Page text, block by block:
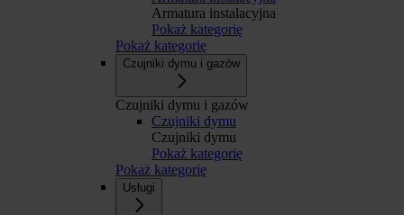
Armatura instalacyjna
Pokaż kategorię
Pokaż kategorię
Czujniki dymu i gazów
Czujniki dymu i gazów
Czujniki dymu
Czujniki dymu
Pokaż kategorię
Pokaż kategorię
Usługi